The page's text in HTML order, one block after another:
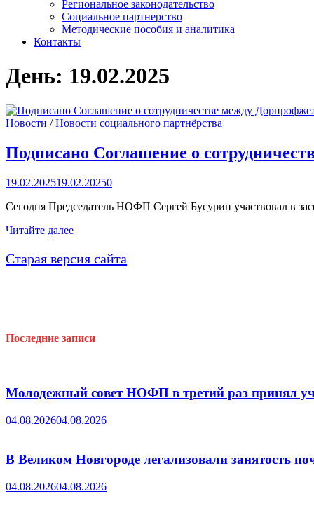
Региональное законодательство
Социальное партнерство
Методические пособия и аналитика
Контакты
День: 19.02.2025
Новости /Новости социального партнёрства
Подписано Соглашение о
19.02.202519.02.20250
Сегодня Председатель НОФП Сергей Бусурин участвовал в
Подписано
о
сотрудничестве
НОФП
Читайте далее
Старая версия сайта
Последние записи
Молодежный совет НОФП в третий раз принял
04.08.202604.08.2026
В Великом Новгороде легализовали занятость
04.08.202604.08.2026